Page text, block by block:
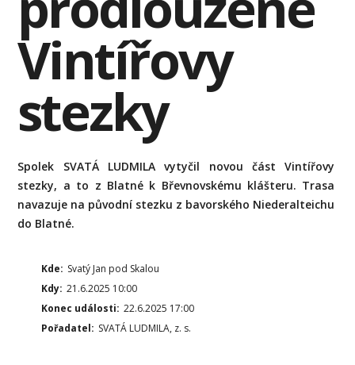
Vintířovy
stezky
Spolek SVATÁ LUDMILA vytyčil novou část Vintířovy
stezky, a to z Blatné k Břevnovskému klášteru. Trasa
navazuje na původní stezku z bavorského Niederalteichu
do Blatné.
Kde: Svatý Jan pod Skalou
Kdy: 21.6.2025 10:00
Konec události: 22.6.2025 17:00
Pořadatel: SVATÁ LUDMILA, z. s.